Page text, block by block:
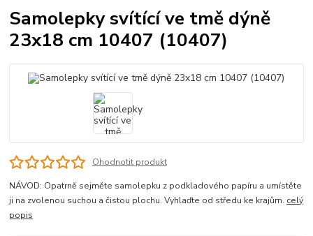
Samolepky svítící ve tmě dýně
23x18 cm 10407 (10407)
Ohodnotit produkt
NÁVOD: Opatrně sejměte samolepku z podkladového papíru a umístěte
ji na zvolenou suchou a čistou plochu. Vyhlaďte od středu ke krajům. celý
popis